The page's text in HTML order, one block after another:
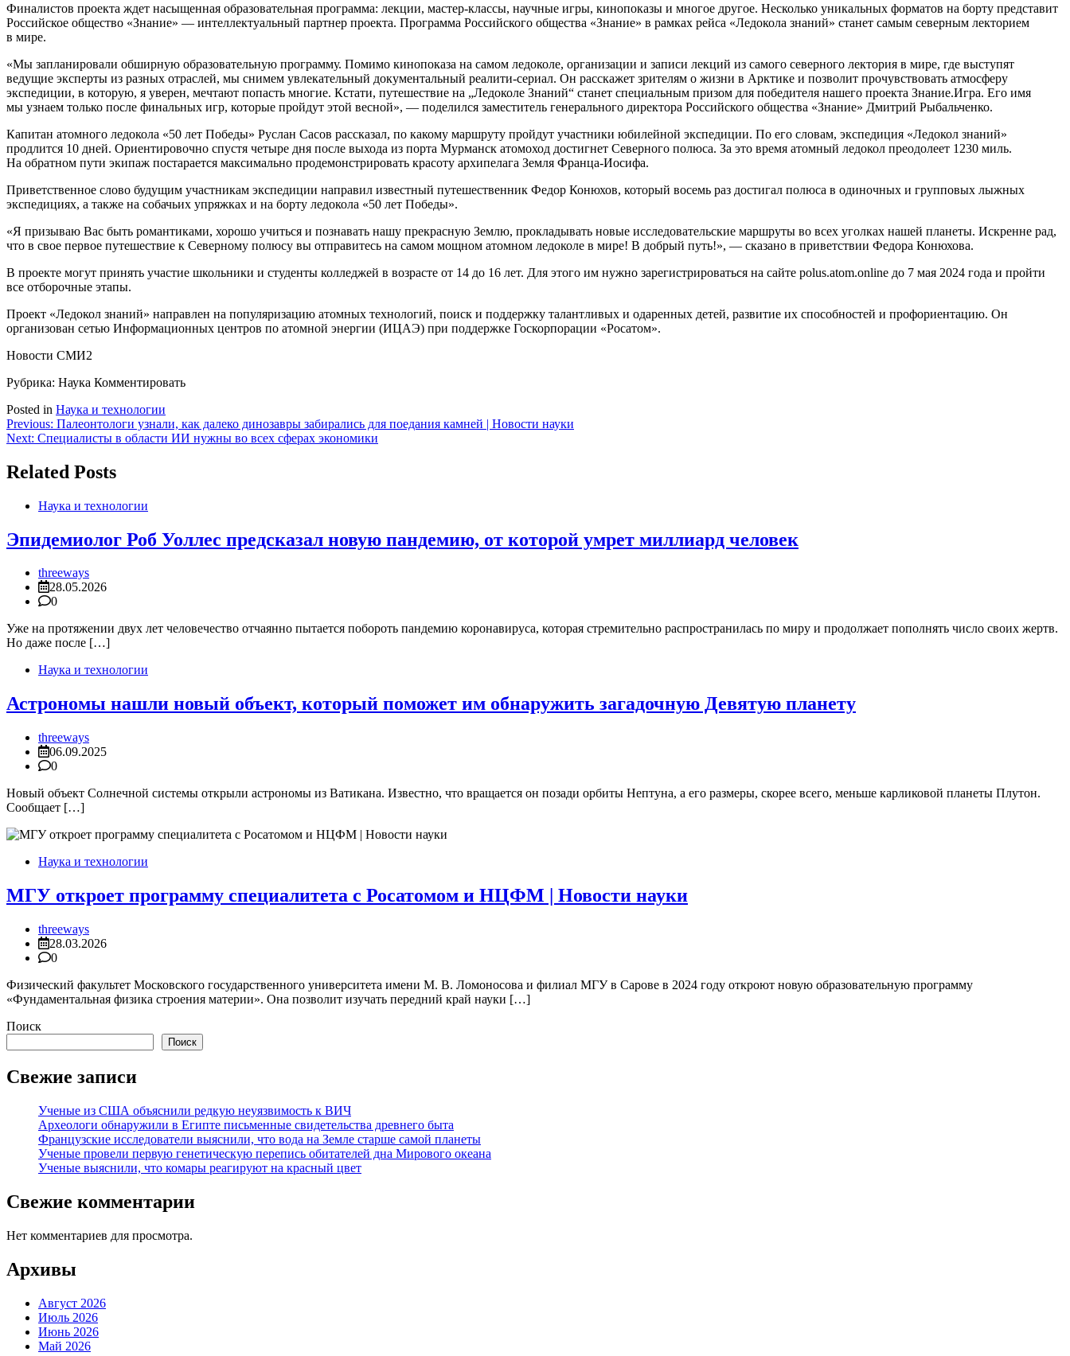
Финалистов проекта ждет насыщенная образовательная программа: лекции, мастер-классы, научные игры, кинопоказы и многое другое. Несколько уникальных форматов на борту представит
Российское общество «Знание» — интеллектуальный партнер проекта. Программа Российского общества «Знание» в рамках рейса «Ледокола знаний» станет самым северным лекторием
в мире.
«Мы запланировали обширную образовательную программу. Помимо кинопоказа на самом ледоколе, организации и записи лекций из самого северного лектория в мире, где выступят
ведущие эксперты из разных отраслей, мы снимем увлекательный документальный реалити-сериал. Он расскажет зрителям о жизни в Арктике и позволит прочувствовать атмосферу
экспедиции, в которую, я уверен, мечтают попасть многие. Кстати, путешествие на „Ледоколе Знаний“ станет специальным призом для победителя нашего проекта Знание.Игра. Его имя
мы узнаем только после финальных игр, которые пройдут этой весной», — поделился заместитель генерального директора Российского общества «Знание» Дмитрий Рыбальченко.
Капитан атомного ледокола «50 лет Победы» Руслан Сасов рассказал, по какому маршруту пройдут участники юбилейной экспедиции. По его словам, экспедиция «Ледокол знаний»
продлится 10 дней. Ориентировочно спустя четыре дня после выхода из порта Мурманск атомоход достигнет Северного полюса. За это время атомный ледокол преодолеет 1230 миль.
На обратном пути экипаж постарается максимально продемонстрировать красоту архипелага Земля Франца-Иосифа.
Приветственное слово будущим участникам экспедиции направил известный путешественник Федор Конюхов, который восемь раз достигал полюса в одиночных и групповых лыжных
экспедициях, а также на собачьих упряжках и на борту ледокола «50 лет Победы».
«Я призываю Вас быть романтиками, хорошо учиться и познавать нашу прекрасную Землю, прокладывать новые исследовательские маршруты во всех уголках нашей планеты. Искренне рад,
что в свое первое путешествие к Северному полюсу вы отправитесь на самом мощном атомном ледоколе в мире! В добрый путь!», — сказано в приветствии Федора Конюхова.
В проекте могут принять участие школьники и студенты колледжей в возрасте от 14 до 16 лет. Для этого им нужно зарегистрироваться на сайте polus.atom.online до 7 мая 2024 года и пройти
все отборочные этапы.
Проект «Ледокол знаний» направлен на популяризацию атомных технологий, поиск и поддержку талантливых и одаренных детей, развитие их способностей и профориентацию. Он
организован сетью Информационных центров по атомной энергии (ИЦАЭ) при поддержке Госкорпорации «Росатом».
Новости СМИ2
Рубрика: Наука Комментировать
Posted in Наука и технологии
Навигация
по
записям
Previous: Палеонтологи узнали, как далеко динозавры забирались для поедания камней | Новости науки
Next: Специалисты в области ИИ нужны во всех сферах экономики
Related Posts
Наука и технологии
Эпидемиолог Роб Уоллес предсказал новую пандемию, от которой умрет миллиард человек
threeways
28.05.2026
0
Уже на протяжении двух лет человечество отчаянно пытается побороть пандемию коронавируса, которая стремительно распространилась по миру и продолжает пополнять число своих жертв.
Но даже после […]
Наука и технологии
Астрономы нашли новый объект, который поможет им обнаружить загадочную Девятую планету
threeways
06.09.2025
0
Новый объект Солнечной системы открыли астрономы из Ватикана. Известно, что вращается он позади орбиты Нептуна, а его размеры, скорее всего, меньше карликовой планеты Плутон.
Сообщает […]
Наука и технологии
МГУ откроет программу специалитета с Росатомом и НЦФМ | Новости науки
threeways
28.03.2026
0
Физический факультет Московского государственного университета имени М. В. Ломоносова и филиал МГУ в Сарове в 2024 году откроют новую образовательную программу
«Фундаментальная физика строения материи». Она позволит изучать передний край науки […]
Поиск
Поиск
Свежие записи
Ученые из США объяснили редкую неуязвимость к ВИЧ
Археологи обнаружили в Египте письменные свидетельства древнего быта
Французские исследователи выяснили, что вода на Земле старше самой планеты
Ученые провели первую генетическую перепись обитателей дна Мирового океана
Ученые выяснили, что комары реагируют на красный цвет
Свежие комментарии
Нет комментариев для просмотра.
Архивы
Август 2026
Июль 2026
Июнь 2026
Май 2026